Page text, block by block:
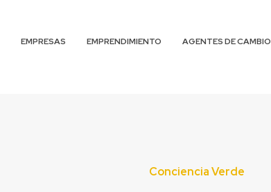
EMPRESAS EMPRENDIMIENTO AGENTES DE CAMBIO
Conciencia Verde